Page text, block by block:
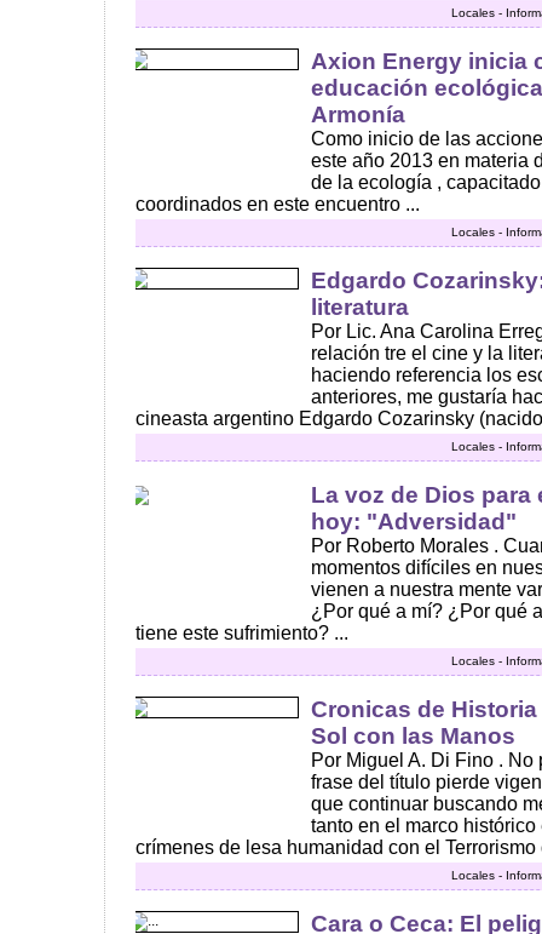
Locales -
Axion Energy inicia
educación
Armonía
Como inicio de las
este año 2013 en materia
de la ecología ,
coordinados en este encuentro ...
Locales -
Edgardo
literatura
Por Lic. Ana Carolina
relación tre el cine y la
haciendo referencia los
anteriores, me gustaría
cineasta argentino Edgardo Cozarinsky
Locales -
La voz de Dios para
hoy: "Adversidad"
Por Roberto Morales .
momentos difíciles en
vienen a nuestra mente
¿Por qué a mí? ¿Por qué
tiene este sufrimiento? ...
Locales -
Cronicas de
Sol con las Manos
Por Miguel A. Di Fino .
frase del título pierde
que continuar buscando
tanto en el marco
crímenes de lesa humanidad con el Terrorismo
Locales -
Cara o Ceca: El